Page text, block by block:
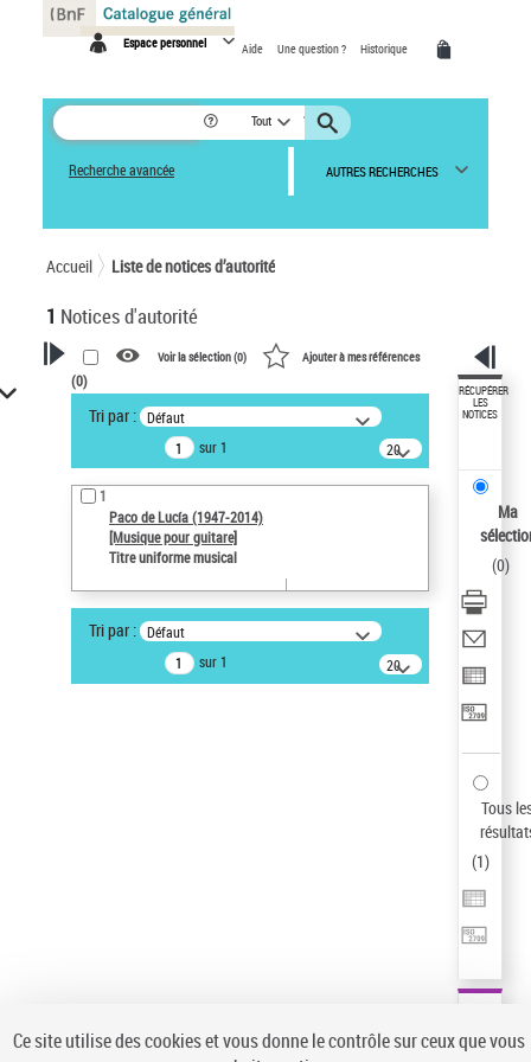
Espace personnel Aide Une question ? Historique
Tout
Recherche avancée AUTRES RECHERCHES
Accueil Liste de notices d’autorité
1 Notices d'autorité
VOTRE RECHERCHE
Recherche avancée dans les
notices d’autorité
Œuvres liées à l'auteur :
Paco de Lucía (1947-2014)
Statut de la notice d’autorité
Type de notice d'autorité
Œuvre
Sauvegarder votre recherche
Voir la sélection (0) Ajouter à mes références
(0)
Tri par : Défaut
sur 1
20
résultats/page
1
Paco de Lucía (1947-2014)
[Musique pour guitare]
Titre uniforme musical
Tri par : Défaut
sur 1
20
résultats/page
RÉCUPÉRER
LES
NOTICES
Ma
(0)
Tous
(1)
Panneau de gestion des cookies
Ce site utilise des cookies et vous donne le contrôle sur ceux que vous